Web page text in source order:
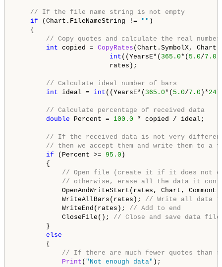
// If the file name string is not empty
if (Chart.FileNameString != "" )
{
// Copy quotes and calculate the real
int copied = CopyRates (Chart.SymbolX,
int ((YearsE*( 365.0*( 5.0/7.0
rates);
// Calculate ideal number of bars
int ideal = int ((YearsE*( 365.0*( 5.0/7.0 )* 24*
// Calculate percentage of received data
double Percent = 100.0 * copied / ideal;
// If the received data is not very
// then we accept them and write them to a
if (Percent >= 95.0 )
{
// Open file (create it if it does not
// otherwise, erase all the data it
OpenAndWriteStart(rates, Chart,
WriteAllBars(rates); // Write all data
WriteEnd(rates); // Add to end
CloseFile(); // Close and save data file
}
else
{
// If there are much fewer quotes than
Print ( "Not enough data" );